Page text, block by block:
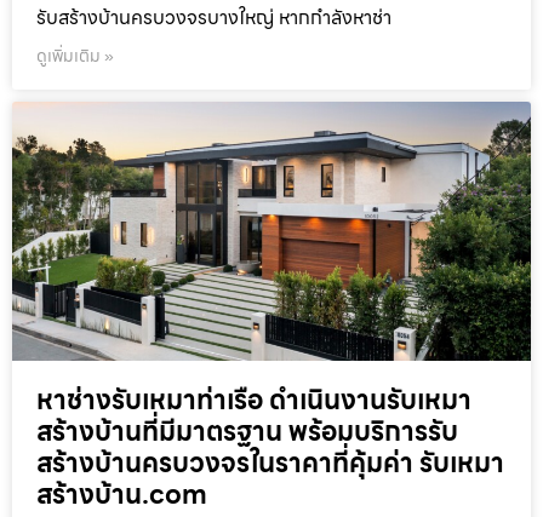
รับสร้างบ้านครบวงจรบางใหญ่ หากกำลังหาช่า
ดูเพิ่มเติม »
หาช่างรับเหมาท่าเรือ ดำเนินงานรับเหมา
สร้างบ้านที่มีมาตรฐาน พร้อมบริการรับ
สร้างบ้านครบวงจรในราคาที่คุ้มค่า รับเหมา
สร้างบ้าน.com